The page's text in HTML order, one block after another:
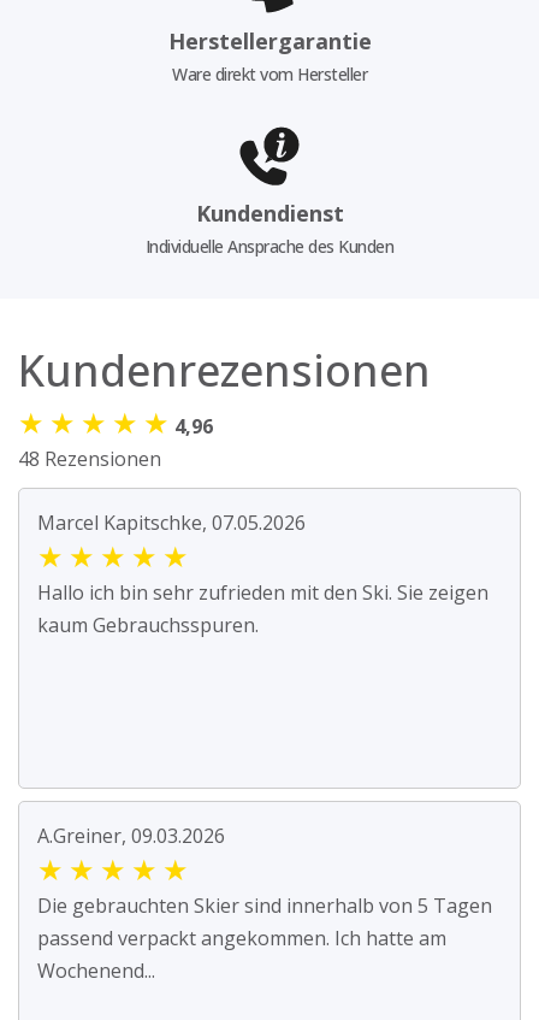
Herstellergarantie
Ware direkt vom Hersteller
Kundendienst
Individuelle Ansprache des Kunden
Kundenrezensionen
★ ★ ★ ★ ★ 4,96
48 Rezensionen
Marcel Kapitschke, 07.05.2026
★ ★ ★ ★ ★
Hallo ich bin sehr zufrieden mit den Ski. Sie zeigen
kaum Gebrauchsspuren.
A.Greiner, 09.03.2026
★ ★ ★ ★ ★
Die gebrauchten Skier sind innerhalb von 5 Tagen
passend verpackt angekommen. Ich hatte am
Wochenend...